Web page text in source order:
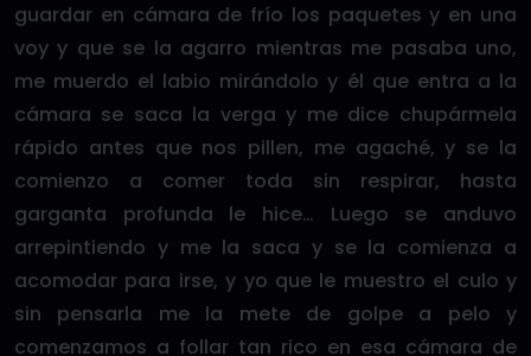
guardar en cámara de frío los paquetes y en una
voy y que se la agarro mientras me pasaba uno,
me muerdo el labio mirándolo y él que entra a la
cámara se saca la verga y me dice chupármela
rápido antes que nos pillen, me agaché, y se la
comienzo a comer toda sin respirar, hasta
garganta profunda le hice… Luego se anduvo
arrepintiendo y me la saca y se la comienza a
acomodar para irse, y yo que le muestro el culo y
sin pensarla me la mete de golpe a pelo y
comenzamos a follar tan rico en esa cámara de